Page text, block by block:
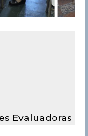
Evaluadoras